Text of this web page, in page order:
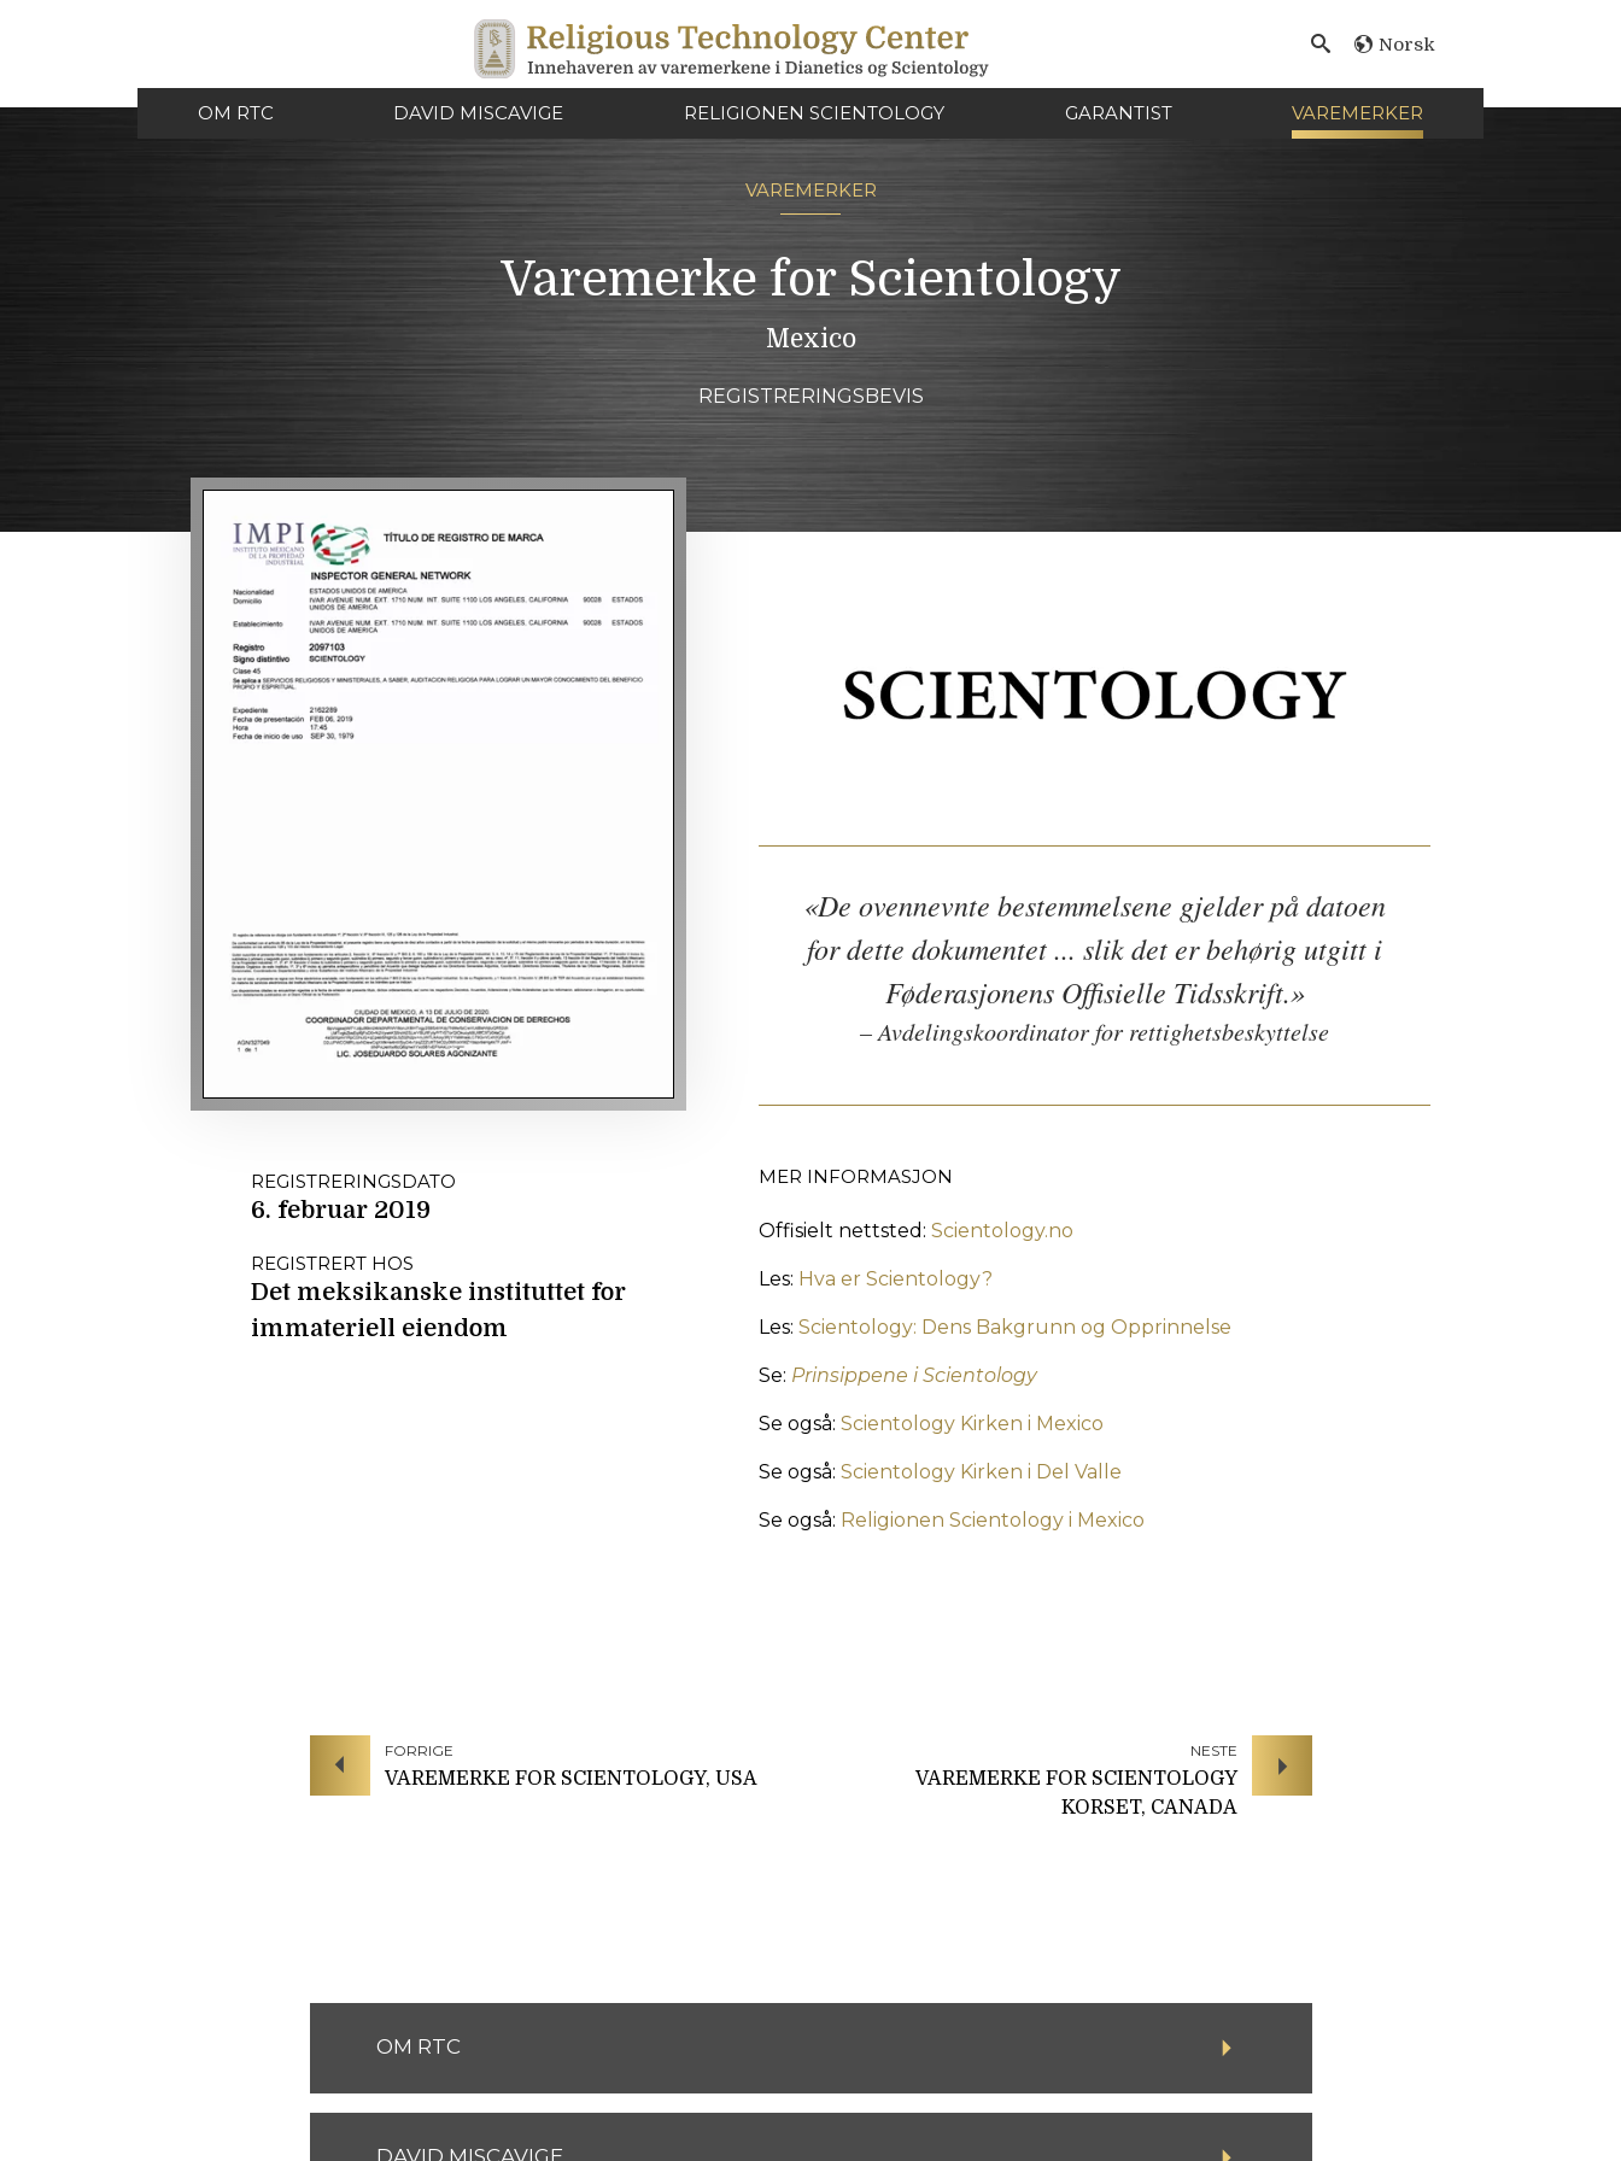
Norsk
OM RTC DAVID MISCAVIGE RELIGIONEN SCIENTOLOGY GARANTIST VAREMERKER
VAREMERKER
Varemerke for Scientology
Mexico
REGISTRERINGSBEVIS
REGISTRERINGSDATO
6. februar 2019
REGISTRERT HOS
Det meksikanske instituttet for
immateriell eiendom
«De ovennevnte bestemmelsene gjelder på datoen
for dette dokumentet ... slik det er behørig utgitt i
Føderasjonens Offisielle Tidsskrift.»
– Avdelingskoordinator for rettighetsbeskyttelse
MER INFORMASJON
Offisielt nettsted:Scientology.no
Les: Hva er Scientology?
Les:Scientology: Dens Bakgrunn og Opprinnelse
Se: Prinsippene i Scientology
Se også:Scientology Kirken i Mexico
Se også:Scientology Kirken i Del Valle
Se også: Religionen Scientology i Mexico
FORRIGE
VAREMERKE FOR SCIENTOLOGY, USA
NESTE
VAREMERKE FOR SCIENTOLOGY
KORSET, CANADA
OM RTC
DAVID MISCAVIGE